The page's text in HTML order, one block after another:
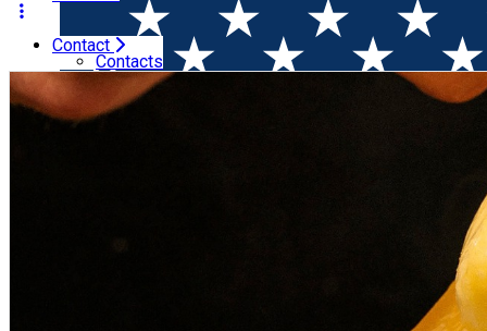
Contact
Contacts
Home Wine & Cheese Tasting Raclette @winewithme,